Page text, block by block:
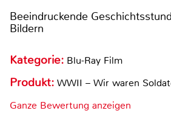
Beeindruckende
Bildern
Kategorie: Blu-Ray Film
Produkt: WWII – Wir waren
Ganze Bewertung anzeigen